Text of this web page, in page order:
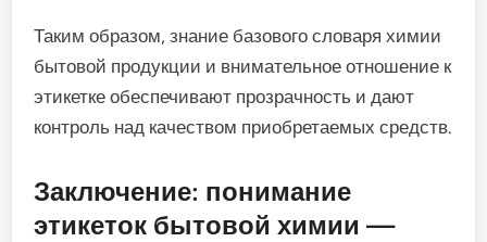
Таким образом, знание базового словаря химии
бытовой продукции и внимательное отношение к
этикетке обеспечивают прозрачность и дают
контроль над качеством приобретаемых средств.
Заключение: понимание
этикеток бытовой химии —